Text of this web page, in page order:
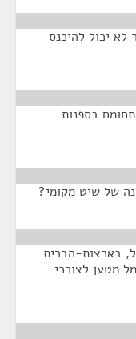
יכול להיכנס
בספנות
של שיט מקומי?
בארצות-הברית
מטען לצורכי